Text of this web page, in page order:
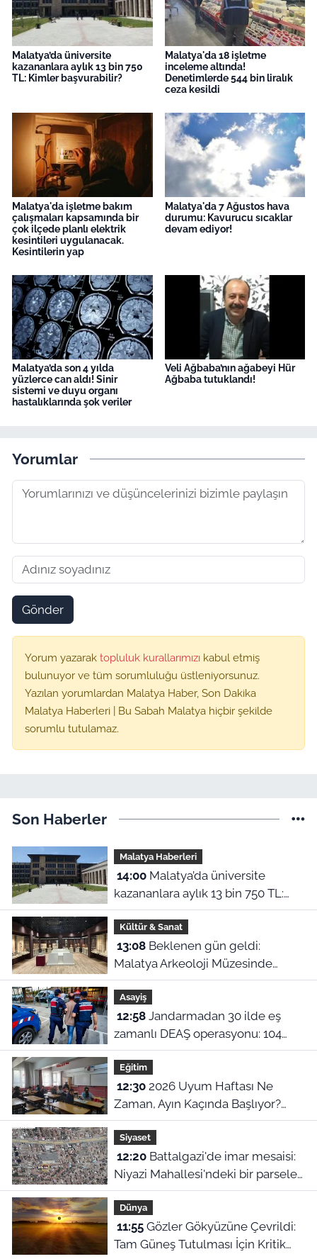
Malatya’da üniversite
kazananlara aylık 13 bin 750
TL: Kimler başvurabilir?
Malatya'da 18 işletme
inceleme altında!
Denetimlerde 544 bin liralık
ceza kesildi
Malatya'da işletme bakım
çalışmaları kapsamında bir
çok ilçede planlı elektrik
kesintileri uygulanacak.
Kesintilerin yap
Malatya'da 7 Ağustos hava
durumu: Kavurucu sıcaklar
devam ediyor!
Malatya’da son 4 yılda
yüzlerce can aldı! Sinir
sistemi ve duyu organı
hastalıklarında şok veriler
Veli Ağbaba’nın ağabeyi Hür
Ağbaba tutuklandı!
Yorumlar
Gönder
Yorum yazarak topluluk kurallarımızı kabul etmiş
bulunuyor ve tüm sorumluluğu üstleniyorsunuz.
Yazılan yorumlardan Malatya Haber, Son Dakika
Malatya Haberleri | Bu Sabah Malatya hiçbir şekilde
sorumlu tutulamaz.
Son Haberler
Malatya Haberleri
14:00Malatya’da üniversite
kazananlara aylık 13 bin 750 TL:
Kimler başvurabilir?
Kültür & Sanat
13:08Beklenen gün geldi:
Malatya Arkeoloji Müzesinde
binlerce yıllık eserler görücüye
çıkıyor
Asayiş
12:58Jandarmadan 30 ilde eş
zamanlı DEAŞ operasyonu: 104
şüpheli yakalandı!
Eğitim
12:302026 Uyum Haftası Ne
Zaman, Ayın Kaçında Başlıyor?
MEB 1. Sınıf ve Anaokulu Uyum
Eğitimi Tarihleri
Siyaset
12:20Battalgazi'de imar mesaisi:
Niyazi Mahallesi'ndeki bir parsele
ret, diğerine onay
Dünya
11:55Gözler Gökyüzüne Çevrildi:
Tam Güneş Tutulması İçin Kritik